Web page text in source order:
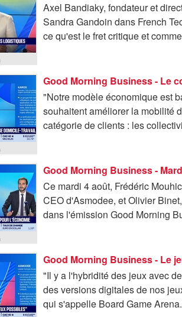
Axel Bandiaky, fondateur et
Sandra Gandoin dans French
ce qu'est le fret critique et
"Notre modèle économique est
souhaitent améliorer la mobilité
catégorie de clients : les
Good Morning Business -
Ce mardi 4 août, Frédéric
CEO d'Asmodee, et Olivier
dans l'émission Good Morning
Good Morning Business - Le
"Il y a l'hybridité des jeux avec
des versions digitales de nos
qui s'appelle Board Game